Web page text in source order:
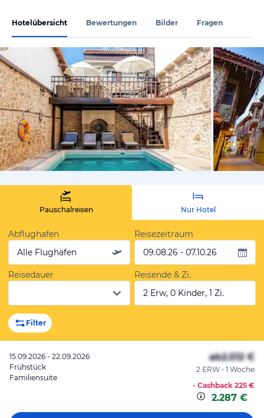
Hotelübersicht Bewertungen Bilder Fragen
von
Pauschalreisen Nur Hotel
Abflughafen
Alle Flughäfen
Reisezeitraum
09.08.26 - 07.10.26
Reisedauer
Reisende & Zi.
2 Erw, 0 Kinder, 1 Zi.
Filter
15.09.2026 - 22.09.2026
Frühstück
Familiensuite
ab2.512 €
2 ERW • 1 Woche
- Cashback 225 €
2.287 €